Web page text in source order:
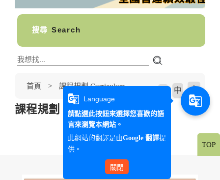
搜尋 Search
首頁 課程規劃 Curriculum 中 大
課程規劃 Curriculum
TOP
g_translate Language
請點選此按鈕來選擇您喜歡的語
言來瀏覽本網站。
此網站的翻譯是由Google 翻譯提
供。
關閉
g_translate